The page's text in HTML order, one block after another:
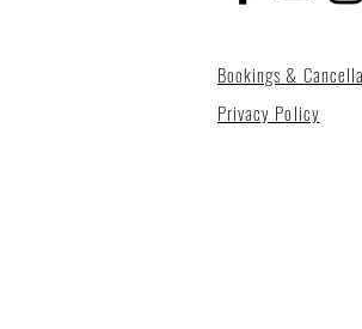
Bookings &
Privacy Policy